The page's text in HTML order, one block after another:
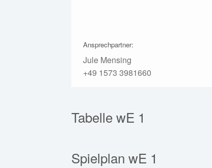
Ansprechpartner:
Jule Mensing
+49 1573 3981660
Tabelle wE 1
Spielplan wE 1